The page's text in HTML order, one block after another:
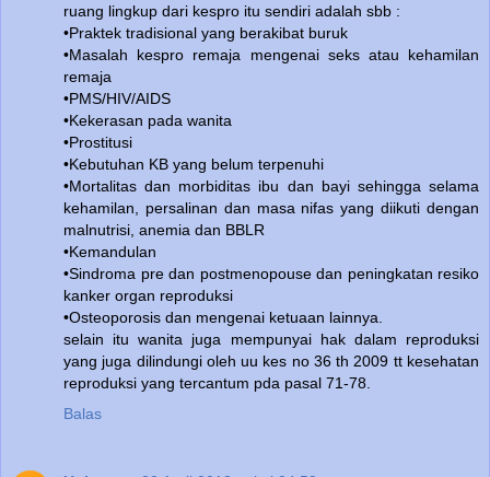
ruang lingkup dari kespro itu sendiri adalah sbb :
•Praktek tradisional yang berakibat buruk
•Masalah kespro remaja mengenai seks atau kehamilan
remaja
•PMS/HIV/AIDS
•Kekerasan pada wanita
•Prostitusi
•Kebutuhan KB yang belum terpenuhi
•Mortalitas dan morbiditas ibu dan bayi sehingga selama
kehamilan, persalinan dan masa nifas yang diikuti dengan
malnutrisi, anemia dan BBLR
•Kemandulan
•Sindroma pre dan postmenopouse dan peningkatan resiko
kanker organ reproduksi
•Osteoporosis dan mengenai ketuaan lainnya.
selain itu wanita juga mempunyai hak dalam reproduksi
yang juga dilindungi oleh uu kes no 36 th 2009 tt kesehatan
reproduksi yang tercantum pda pasal 71-78.
Balas